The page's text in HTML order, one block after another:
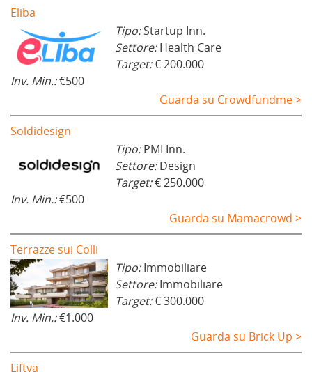
Eliba
Tipo:Startup Inn.
Settore:Health Care
Target:€ 200.000
Inv. Min.:€500
Guarda su Crowdfundme >
Soldidesign
Tipo:PMI Inn.
Settore:Design
Target:€ 250.000
Inv. Min.:€500
Guarda su Mamacrowd >
Terrazze sui Colli
Tipo:Immobiliare
Settore:Immobiliare
Target:€ 300.000
Inv. Min.:€1.000
Guarda su Brick Up >
Liftya